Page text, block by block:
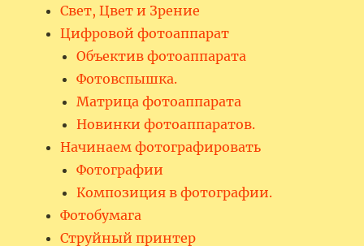
Свет, Цвет и Зрение
Цифровой фотоаппарат
Объектив фотоаппарата
Фотовспышка.
Матрица фотоаппарата
Новинки фотоаппаратов.
Начинаем фотографировать
Фотографии
Композиция в фотографии.
Фотобумага
Струйный принтер